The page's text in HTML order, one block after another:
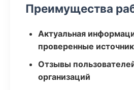
Преимущества
Актуальная
проверенные
Отзывы
организаций